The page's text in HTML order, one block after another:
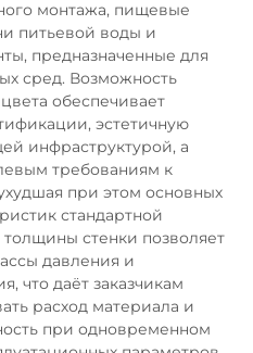
монтажа, пищевые
питьевой воды и
предназначенные для
сред. Возможность
обеспечивает
эстетичную
инфраструктурой, а
требованиям к
при этом основных
стандартной
стенки позволяет
давления и
что даёт заказчикам
расход материала и
при одновременном